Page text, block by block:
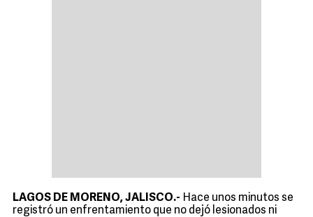
LAGOS DE MORENO, JALISCO.- Hace unos minutos se
registró un enfrentamiento que no dejó lesionados ni